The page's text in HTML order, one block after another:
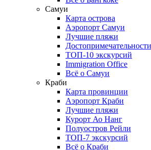
Самуи
Карта острова
Аэропорт Самуи
Лучшие пляжи
Достопримечательности
ТОП-10 экскурсий
Immigration Office
Всё о Самуи
Краби
Карта провинции
Аэропорт Краби
Лучшие пляжи
Курорт Ао Нанг
Полуостров Рейли
ТОП-7 экскурсий
Всё о Краби